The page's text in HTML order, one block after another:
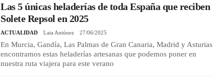
Las 5 únicas heladerías de toda España que reciben
Solete Repsol en 2025
ACTUALIDAD Laia Antúnez 27/06/2025
En Murcia, Gandía, Las Palmas de Gran Canaria, Madrid y Asturias
encontramos estas heladerías artesanas que podemos poner en
nuestra ruta viajera para este verano